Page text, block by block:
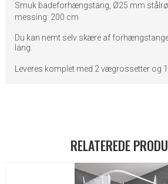
Smuk badeforhængstang, Ø25 mm
messing: 200 cm
Du kan nemt selv skære af
lang.
Leveres komplet med 2 vægrossetter og
RELATEREDE